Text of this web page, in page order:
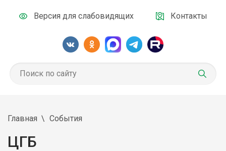
Версия для слабовидящих Контакты
Главная События
ЦГБ